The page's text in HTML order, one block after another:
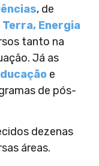
, de
Energia
tanto na
Já as
e
de pós-
dezenas
áreas.